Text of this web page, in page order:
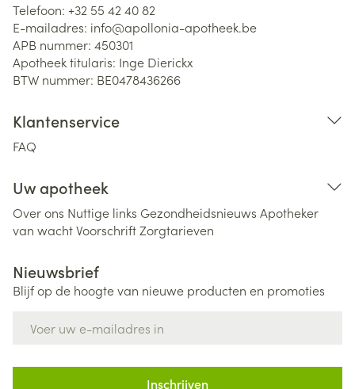
Telefoon: +32 55 42 40 82
E-mailadres: info@apollonia-apotheek.be
APB nummer: 450301
Apotheek titularis: Inge Dierickx
BTW nummer: BE0478436266
Klantenservice
FAQ
Uw apotheek
Over ons Nuttige links Gezondheidsnieuws Apotheker
van wachtVoorschriftZorgtarieven
Nieuwsbrief
Blijf op de hoogte van nieuwe producten en promoties
Inschrijven